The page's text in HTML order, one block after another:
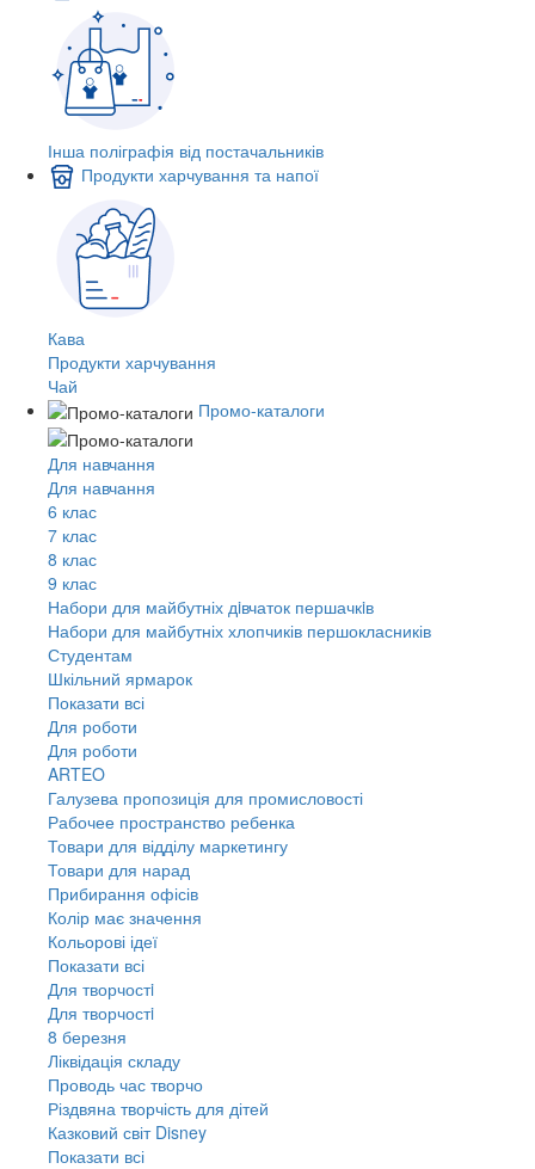
Інша поліграфія від постачальників
Продукти харчування та напої
Кава
Продукти харчування
Чай
Промо-каталоги
Для навчання
Для навчання
6 клас
7 клас
8 клас
9 клас
Набори для майбутніх дiвчаток першачкiв
Набори для майбутніх хлопчиків першокласників
Студентам
Шкільний ярмарок
Показати всі
Для роботи
Для роботи
ARTEO
Галузева пропозиція для промисловості
Рабочее пространство ребенка
Товари для відділу маркетингу
Товари для нарад
Прибирання офісів
Колір має значення
Кольорові ідеї
Показати всі
Для творчостi
Для творчостi
8 березня
Ліквідація складу
Проводь час творчо
Різдвяна творчість для дітей
Казковий світ Disney
Показати всі